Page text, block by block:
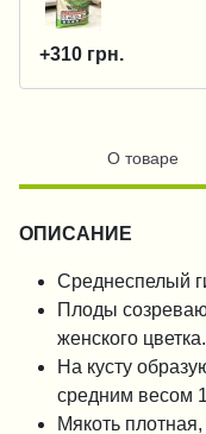
+310 грн.
О товаре
ОПИСАНИЕ
Среднеспелый
Плоды
женского цветка.
На кусту
средним весом
Мякоть